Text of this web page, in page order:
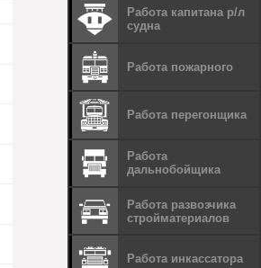
Работа капитана р/л
судна
Работа пожарного
Работа перегонщика
Работа
дальнобойщика
Работа развозчика
стройматериалов
Работа инкассатора